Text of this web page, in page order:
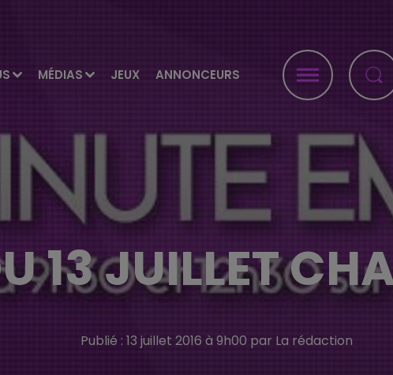
MÉDIAS JEUX ANNONCEURS
13 JUILLET
Publié : 13 juillet 2016 à 9h00 par La rédaction